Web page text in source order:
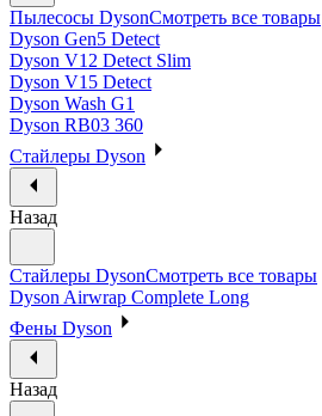
Пылесосы DysonСмотреть все товары
Dyson Gen5 Detect
Dyson V12 Detect Slim
Dyson V15 Detect
Dyson Wash G1
Dyson RB03 360
Стайлеры Dyson
Назад
Стайлеры DysonСмотреть все товары
Dyson Airwrap Complete Long
Фены Dyson
Назад